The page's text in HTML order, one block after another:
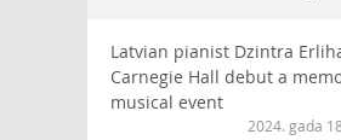
Latvian pianist Dzintra
Carnegie Hall debut a
musical event
2024. gada